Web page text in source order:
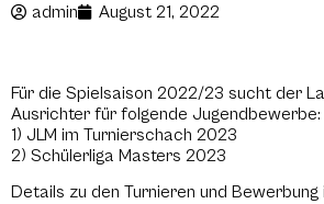
admin August 21, 2022
Für die Spielsaison 2022/23 sucht der
Ausrichter für folgende Jugendbewerbe:
1) JLM im Turnierschach 2023
2) Schülerliga Masters 2023
Details zu den Turnieren und Bewerbung